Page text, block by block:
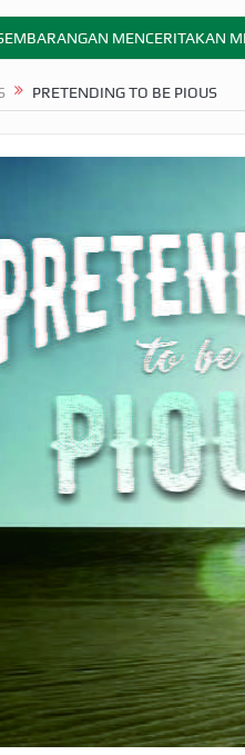
MENCERITAKAN
ZAKAT KEPADA
PRETENDING TO BE PIOUS